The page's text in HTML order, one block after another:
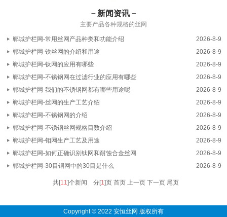
－新闻资讯－
主要产品各种规格的丝网
郸城护栏网-常用丝网产品种类和功能介绍
2026-8-9
郸城护栏网-铁丝网的介绍和用途
2026-8-9
郸城护栏网-钛网的应用有哪些
2026-8-9
郸城护栏网-不锈钢网在过滤行业的应用有哪些
2026-8-9
郸城护栏网-我们的不锈钢网都有哪些用途呢
2026-8-9
郸城护栏网-丝网的生产工艺介绍
2026-8-9
郸城护栏网-不锈钢网的介绍
2026-8-9
郸城护栏网-不锈钢丝网规格目数介绍
2026-8-9
郸城护栏网-钼网生产工艺及用途
2026-8-9
郸城护栏网-如何正确识别钛网和耐蚀合金丝网
2026-8-9
郸城护栏网-30目铜网中的30目是什么
2026-8-9
共[11]个新闻 分[1]页 首页 上一页 下一页 尾页
Copyright © 2022 安恒丝网 版权所有